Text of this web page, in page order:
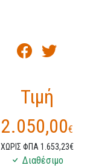
Τιμή
2.050,00€
ΧΩΡΙΣ ΦΠΑ 1.653,23€
Διαθέσιμο